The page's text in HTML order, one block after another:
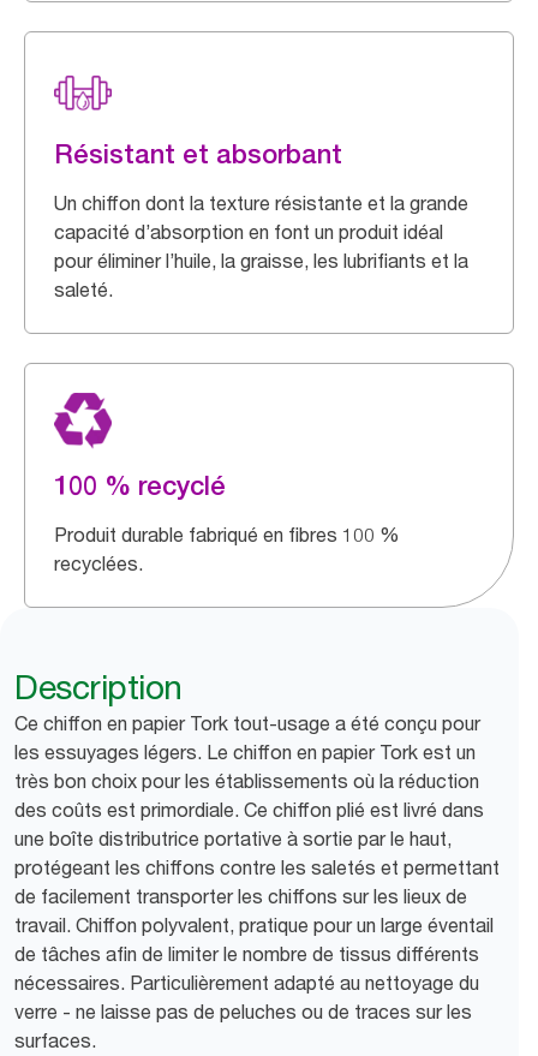
Résistant et absorbant
Un chiffon dont la texture résistante et la grande
capacité d’absorption en font un produit idéal
pour éliminer l’huile, la graisse, les lubrifiants et la
saleté.
100 % recyclé
Produit durable fabriqué en fibres 100 %
recyclées.
Description
Ce chiffon en papier Tork tout-usage a été conçu pour
les essuyages légers. Le chiffon en papier Tork est un
très bon choix pour les établissements où la réduction
des coûts est primordiale. Ce chiffon plié est livré dans
une boîte distributrice portative à sortie par le haut,
protégeant les chiffons contre les saletés et permettant
de facilement transporter les chiffons sur les lieux de
travail. Chiffon polyvalent, pratique pour un large éventail
de tâches afin de limiter le nombre de tissus différents
nécessaires. Particulièrement adapté au nettoyage du
verre - ne laisse pas de peluches ou de traces sur les
surfaces.